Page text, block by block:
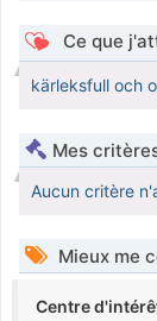
Ce que
kärleksfull och
Mes
Aucun critère
Mieux me
Centre